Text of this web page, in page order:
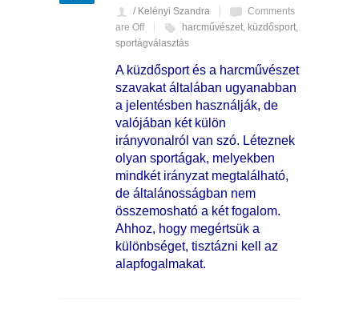
/ Kelényi Szandra
Comments
are Off
harcművészet, küzdősport,
sportágválasztás
A küzdősport és a harcművészet
szavakat általában ugyanabban
a jelentésben használják, de
valójában két külön
irányvonalról van szó. Léteznek
olyan sportágak, melyekben
mindkét irányzat megtalálható,
de általánosságban nem
összemosható a két fogalom.
Ahhoz, hogy megértsük a
különbséget, tisztázni kell az
alapfogalmakat.